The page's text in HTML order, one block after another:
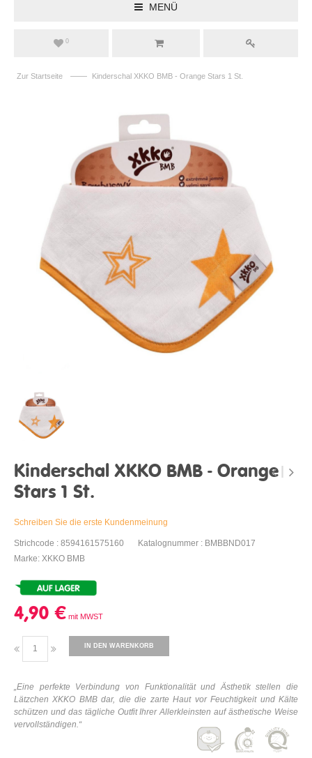
MENÜ
0
Zur Startseite —— Kinderschal XKKO BMB - Orange Stars 1 St.
Kinderschal XKKO BMB - Orange
Stars 1 St.
Schreiben Sie die erste Kundenmeinung
Strichcode : 8594161575160
Katalognummer : BMBBND017
Marke: XKKO BMB
4,90 €
IN DEN WARENKORB
„Eine perfekte Verbindung von Funktionalität und Ästhetik stellen die
Lätzchen XKKO BMB dar, die die zarte Haut vor Feuchtigkeit und Kälte
schützen und das tägliche Outfit Ihrer Allerkleinsten auf ästhetische Weise
vervollständigen.“